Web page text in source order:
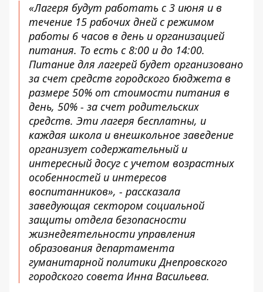
«Лагеря будут работать с 3 июня и в
течение 15 рабочих дней с режимом
работы 6 часов в день и организацией
питания. То есть с 8:00 и до 14:00.
Питание для лагерей будет организовано
за счет средств городского бюджета в
размере 50% от стоимости питания в
день, 50% - за счет родительских
средств. Эти лагеря бесплатны, и
каждая школа и внешкольное заведение
организует содержательный и
интересный досуг с учетом возрастных
особенностей и интересов
воспитанников», - рассказала
заведующая сектором социальной
защиты отдела безопасности
жизнедеятельности управления
образования департамента
гуманитарной политики Днепровского
городского совета Инна Васильева.